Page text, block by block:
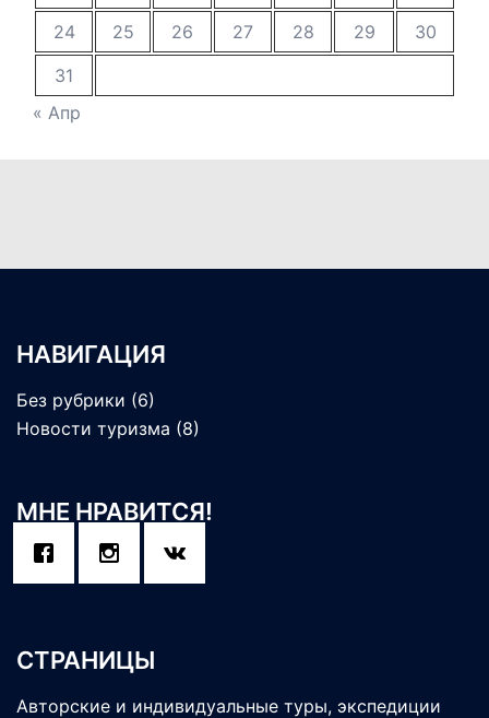
24
25 26 27 28 29
30
31
« Апр
НАВИГАЦИЯ
Без рубрики (6)
Новости туризма (8)
МНЕ НРАВИТСЯ!
СТРАНИЦЫ
Авторские и индивидуальные туры, экспедиции